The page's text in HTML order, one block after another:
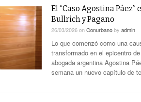
El “Caso Agostina
Bullrich y Pagano
26/03/2026onConurbanoby admin
Lo que comenzó como una
transformado en el epicentro
abogada argentina Agostina
semana un nuevo capítulo de